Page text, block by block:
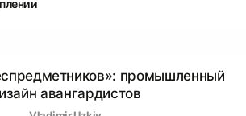
промышленный
авангардистов